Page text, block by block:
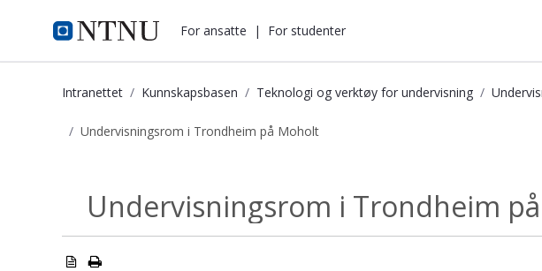
i.ntnu.no For ansatte | For studenter
Intranettet Kunnskapsbasen Teknologi og verktøy for undervisning
Undervisningsrom i Trondheim på Moholt
Undervisningsrom...
Undervisningsrom i Trondheim